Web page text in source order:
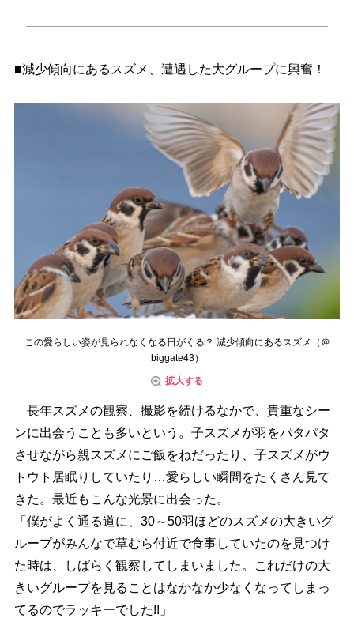
■減少傾向にあるスズメ、遭遇した大グループに興奮！
この愛らしい姿が見られなくなる日がくる？ 減少傾向にあるスズメ（＠
biggate43）
拡大する
長年スズメの観察、撮影を続けるなかで、貴重なシー
ンに出会うことも多いという。子スズメが羽をパタパタ
させながら親スズメにご飯をねだったり、子スズメがウ
トウト居眠りしていたり…愛らしい瞬間をたくさん見て
きた。最近もこんな光景に出会った。
「僕がよく通る道に、30～50羽ほどのスズメの大きいグ
ループがみんなで草むら付近で食事していたのを見つけ
た時は、しばらく観察してしまいました。これだけの大
きいグループを見ることはなかなか少なくなってしまっ
てるのでラッキーでした!!」